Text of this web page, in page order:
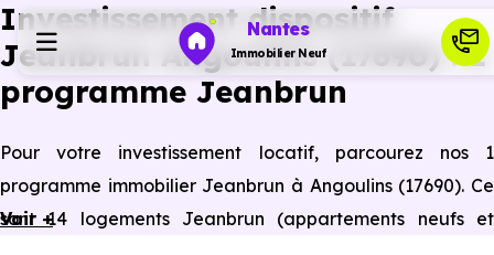
Nantes
Immobilier Neuf
Investissement dispositif
Jeanbrun Angoulins (17690) : 1
programme Jeanbrun
Pour votre investissement locatif, parcourez nos 1
programme immobilier Jeanbrun à Angoulins (17690). Ce
sont 14 logements Jeanbrun (appartements neufs et
Voir +